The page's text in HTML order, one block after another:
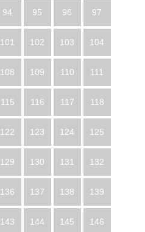
94 95 96 97
101 102 103 104
108 109 110 111
115 116 117 118
122 123 124 125
129 130 131 132
136 137 138 139
143 144 145 146